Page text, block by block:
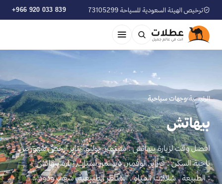
ترخيص الهيئة السعودية للسياحة 73105299 +966 920 033 839
الرئيسية›وجهات سياحية
بيهاتش
افضل وقت لزيارة بيهاتش : سبتمبر, يوليو, يناير ارخص شهور من
ناحية السكن : فبراير, نوفمبر, ديسمبر اسباب زيارة بيهاتش
: الطبيعة , شلالات المياه , المناظر الطبيعية, شعب ودود…